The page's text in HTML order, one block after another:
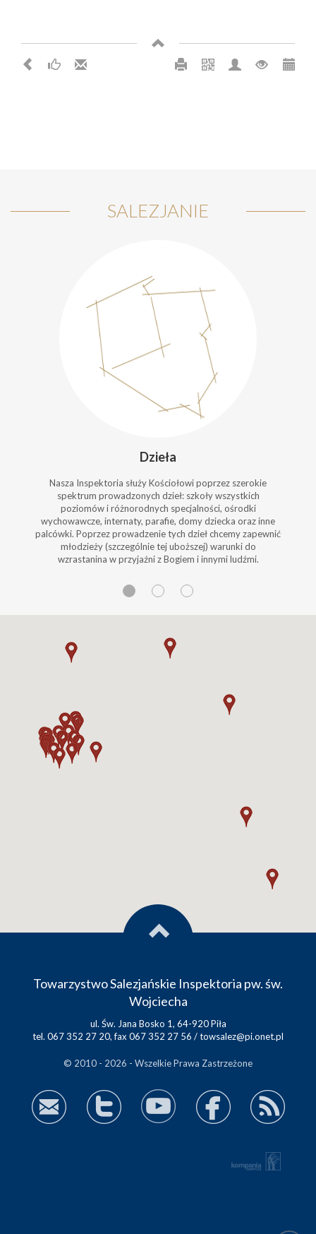
SALEZJANIE
Dzieła
Nasza Inspektoria służy Kościołowi poprzez szerokie
spektrum prowadzonych dzieł: szkoły wszystkich
poziomów i różnorodnych specjalności, ośrodki
wychowawcze, internaty, parafie, domy dziecka oraz inne
palcówki. Poprzez prowadzenie tych dzieł chcemy zapewnić
młodzieży (szczególnie tej uboższej) warunki do
wzrastanina w przyjaźni z Bogiem i innymi ludźmi.
Towarzystwo Salezjańskie Inspektoria pw. św.
Wojciecha
ul. Św. Jana Bosko 1, 64-920 Piła
tel. 067 352 27 20, fax 067 352 27 56 /towsalez@pi.onet.pl
© 2010 - 2026 - Wszelkie Prawa Zastrzeżone